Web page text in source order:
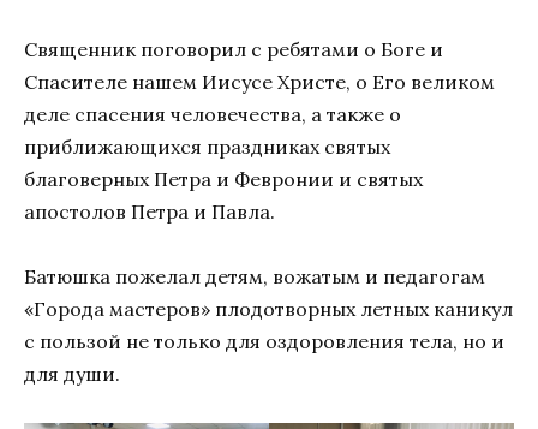
Священник поговорил с ребятами о Боге и
Спасителе нашем Иисусе Христе, о Его великом
деле спасения человечества, а также о
приближающихся праздниках святых
благоверных Петра и Февронии и святых
апостолов Петра и Павла.
Батюшка пожелал детям, вожатым и педагогам
«Города мастеров» плодотворных летных каникул
с пользой не только для оздоровления тела, но и
для души.